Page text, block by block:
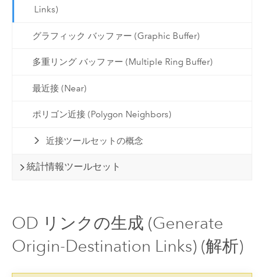
Links)
グラフィック バッファー (Graphic Buffer)
多重リング バッファー (Multiple Ring Buffer)
最近接 (Near)
ポリゴン近接 (Polygon Neighbors)
近接ツールセットの概念
統計情報ツールセット
OD リンクの生成 (Generate
Origin-Destination Links) (解析)